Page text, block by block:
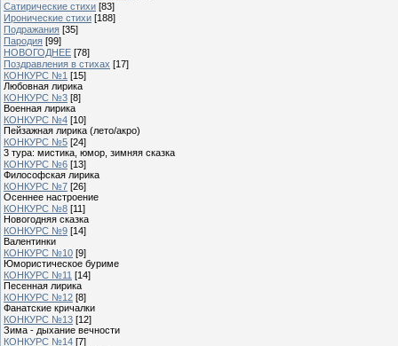
Сатирические стихи [83]
Иронические стихи [188]
Подражания [35]
Пародия [99]
НОВОГОДНЕЕ [78]
Поздравления в стихах [17]
КОНКУРС №1 [15]
Любовная лирика
КОНКУРС №3 [8]
Военная лирика
КОНКУРС №4 [10]
Пейзажная лирика (лето/акро)
КОНКУРС №5 [24]
3 тура: мистика, юмор, зимняя сказка
КОНКУРС №6 [13]
Философская лирика
КОНКУРС №7 [26]
Осеннее настроение
КОНКУРС №8 [11]
Новогодняя сказка
КОНКУРС №9 [14]
Валентинки
КОНКУРС №10 [9]
Юмористическое буриме
КОНКУРС №11 [14]
Песенная лирика
КОНКУРС №12 [8]
Фанатские кричалки
КОНКУРС №13 [12]
Зима - дыхание вечности
КОНКУРС №14 [7]